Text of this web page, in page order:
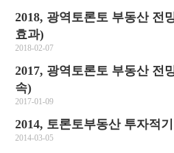
2018, 광역토론토 부동산 전
효과)
2018-02-07
2017, 광역토론토 부동산 전
속)
2017-01-09
2014, 토론토부동산 투자적
2014-03-05